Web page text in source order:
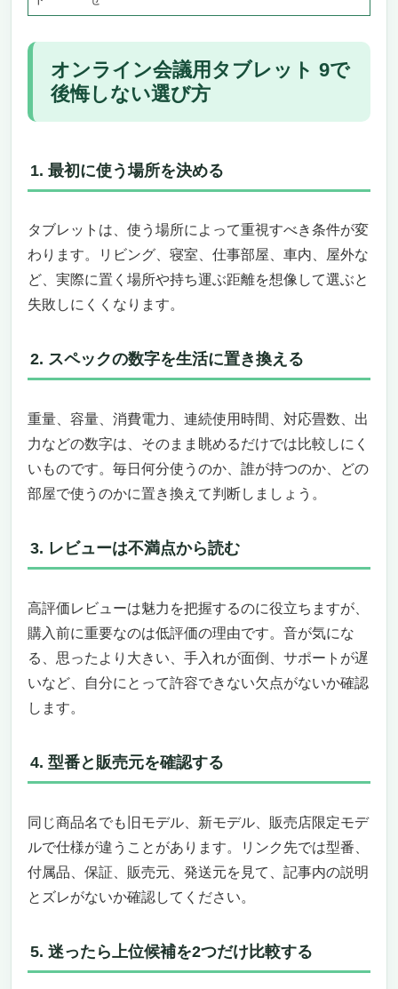
【9位】格安2-in-1 タブレット（中華系新興ブ
ランド）｜キーボード付きで1万円台後半
キーボード＋スタイラスペン込みで2万円以
オンライン会議用タブレット 9選 比較早見表
の実践テクニック
①タブレットスタンド／アームで「目線高さ」
②外付けピンマイク／Bluetoothイヤホンで音
声品質を底上げ
せる
④バーチャル背景／背景ぼかしで生活感をシャ
⑤Apple Pencil／純正スタイラスで会議中に手
書きメモ
オンライン会議用タブレットに関するよくある質
問（FAQ）
Q2. Zoomを使うのにメモリ（RAM）は何GB必
Q3. Wi-Fiが弱い自宅でも会議できる？
Q4. iPadとAndroidタブレット、Zoomで違いは
ある？
Q5. タブレットだけで議事録は取れる？
Q6. オンライン会議でセキュリティが心配なん
に使える？
用途別｜あなたに最適な「オンライン会議用タブ
迷ったらコレ・テレワーカーの王道
予算3万円以内で済ませたい・サブ機にしたい
クリエイティブ作業も1台でこなしたい
Windows派・Excel・Word・Teamsをフル機能
まとめ｜オンライン会議用タブレットで「テレワ
ーク・在宅ワークの生産性」を劇的アップ
オンライン会議用タブレット 9で
後悔しない選び方
1. 最初に使う場所を決める
タブレットは、使う場所によって重視すべき条件が変
わります。リビング、寝室、仕事部屋、車内、屋外な
ど、実際に置く場所や持ち運ぶ距離を想像して選ぶと
失敗しにくくなります。
2. スペックの数字を生活に置き換える
重量、容量、消費電力、連続使用時間、対応畳数、出
力などの数字は、そのまま眺めるだけでは比較しにく
いものです。毎日何分使うのか、誰が持つのか、どの
部屋で使うのかに置き換えて判断しましょう。
3. レビューは不満点から読む
高評価レビューは魅力を把握するのに役立ちますが、
購入前に重要なのは低評価の理由です。音が気にな
る、思ったより大きい、手入れが面倒、サポートが遅
いなど、自分にとって許容できない欠点がないか確認
します。
4. 型番と販売元を確認する
同じ商品名でも旧モデル、新モデル、販売店限定モデ
ルで仕様が違うことがあります。リンク先では型番、
付属品、保証、販売元、発送元を見て、記事内の説明
とズレがないか確認してください。
5. 迷ったら上位候補を2つだけ比較する